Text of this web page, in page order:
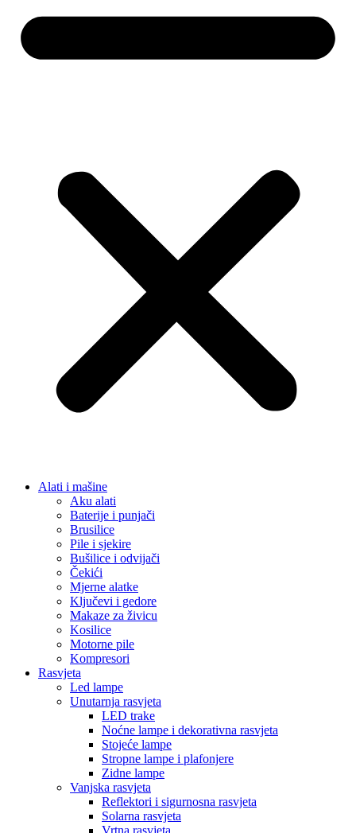
Alati i mašine
Aku alati
Baterije i punjači
Brusilice
Pile i sjekire
Bušilice i odvijači
Čekići
Mjerne alatke
Ključevi i gedore
Makaze za živicu
Kosilice
Motorne pile
Kompresori
Rasvjeta
Led lampe
Unutarnja rasvjeta
LED trake
Noćne lampe i dekorativna rasvjeta
Stojeće lampe
Stropne lampe i plafonjere
Zidne lampe
Vanjska rasvjeta
Reflektori i sigurnosna rasvjeta
Solarna rasvjeta
Vrtna rasvjeta